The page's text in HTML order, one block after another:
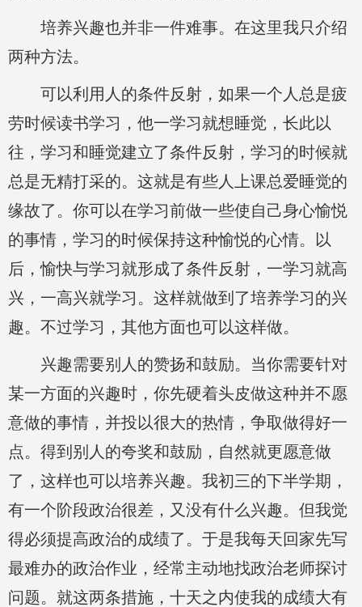
培养兴趣也并非一件难事。在这里我只介绍
两种方法。
可以利用人的条件反射，如果一个人总是疲
劳时候读书学习，他一学习就想睡觉，长此以
往，学习和睡觉建立了条件反射，学习的时候就
总是无精打采的。这就是有些人上课总爱睡觉的
缘故了。你可以在学习前做一些使自己身心愉悦
的事情，学习的时候保持这种愉悦的心情。以
后，愉快与学习就形成了条件反射，一学习就高
兴，一高兴就学习。这样就做到了培养学习的兴
趣。不过学习，其他方面也可以这样做。
兴趣需要别人的赞扬和鼓励。当你需要针对
某一方面的兴趣时，你先硬着头皮做这种并不愿
意做的事情，并投以很大的热情，争取做得好一
点。得到别人的夸奖和鼓励，自然就更愿意做
了，这样也可以培养兴趣。我初三的下半学期，
有一个阶段政治很差，又没有什么兴趣。但我觉
得必须提高政治的成绩了。于是我每天回家先写
最难办的政治作业，经常主动地找政治老师探讨
问题。就这两条措施，十天之内使我的成绩大有